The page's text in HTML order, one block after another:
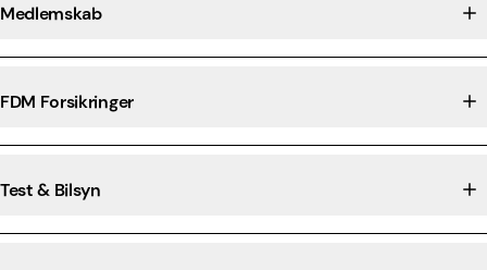
Medlemskab
FDM Forsikringer
Test & Bilsyn